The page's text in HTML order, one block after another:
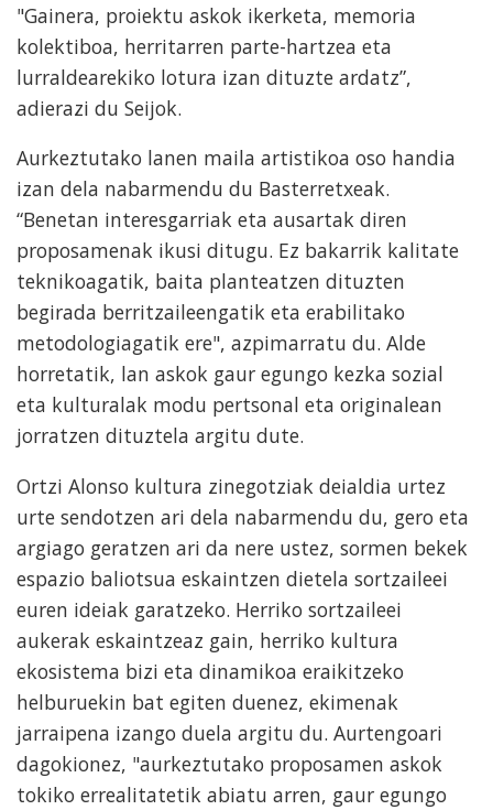
"Gainera, proiektu askok ikerketa, memoria
kolektiboa, herritarren parte-hartzea eta
lurraldearekiko lotura izan dituzte ardatz”,
adierazi du Seijok.
Aurkeztutako lanen maila artistikoa oso handia
izan dela nabarmendu du Basterretxeak.
“Benetan interesgarriak eta ausartak diren
proposamenak ikusi ditugu. Ez bakarrik kalitate
teknikoagatik, baita planteatzen dituzten
begirada berritzaileengatik eta erabilitako
metodologiagatik ere", azpimarratu du. Alde
horretatik, lan askok gaur egungo kezka sozial
eta kulturalak modu pertsonal eta originalean
jorratzen dituztela argitu dute.
Ortzi Alonso kultura zinegotziak deialdia urtez
urte sendotzen ari dela nabarmendu du, gero eta
argiago geratzen ari da nere ustez, sormen bekek
espazio baliotsua eskaintzen dietela sortzaileei
euren ideiak garatzeko. Herriko sortzaileei
aukerak eskaintzeaz gain, herriko kultura
ekosistema bizi eta dinamikoa eraikitzeko
helburuekin bat egiten duenez, ekimenak
jarraipena izango duela argitu du. Aurtengoari
dagokionez, "aurkeztutako proposamen askok
tokiko errealitatetik abiatu arren, gaur egungo